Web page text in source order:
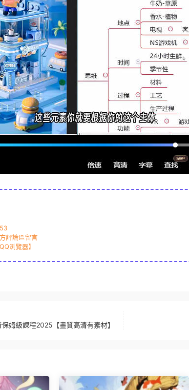
評論區留言
浏覽器】
姆級課程2025【畫質高清有素材】